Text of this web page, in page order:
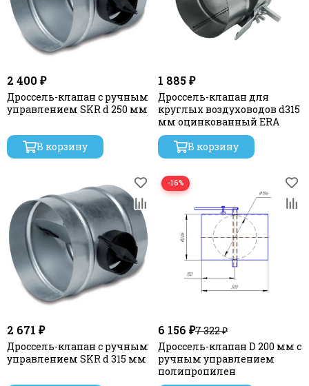
2 400 ₽
Дроссель-клапан с ручным
управлением SKR d 250 мм
В корзину
1 885 ₽
Дроссель-клапан для
круглых воздуховодов d315
мм оцинкованный ERA
В корзину
2 671 ₽
Дроссель-клапан с ручным
управлением SKR d 315 мм
−16%
6 156 ₽7 322 ₽
Дроссель-клапан D 200 мм с
ручным управлением
полипропилен